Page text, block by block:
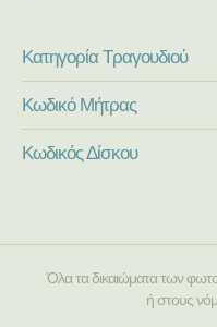
Κατηγορία Τραγουδιού
Κωδικό Μήτρας
Κωδικός Δίσκου
Όλα τα δικαιώματα των
ή στους